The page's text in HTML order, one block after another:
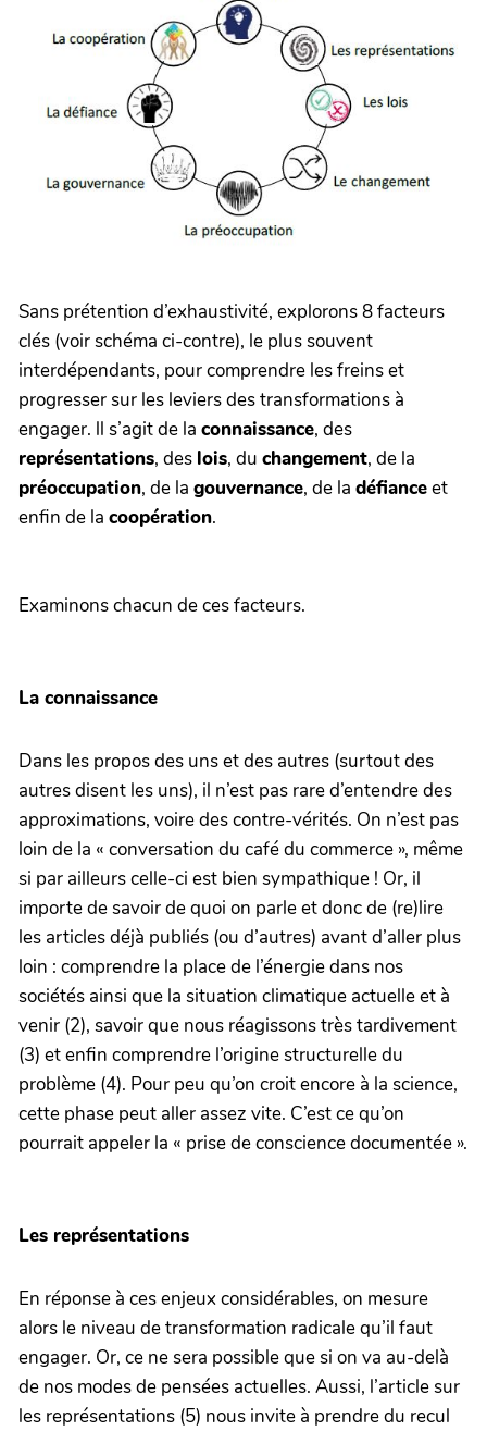
Sans prétention d’exhaustivité, explorons 8 facteurs
clés (voir schéma ci-contre), le plus souvent
interdépendants, pour comprendre les freins et
progresser sur les leviers des transformations à
engager. ll s’agit de la connaissance, des
représentations, des lois, du changement, de la
préoccupation, de la gouvernance, de la défianceet
enfin de la coopération.
Examinons chacun de ces facteurs.
La connaissance
Dans les propos des uns et des autres (surtout des
autres disent les uns), il n’est pas rare d’entendre des
approximations, voire des contre-vérités. On n’est pas
loin de la « conversation du café du commerce », même
si par ailleurs celle-ci est bien sympathique ! Or, il
importe de savoir de quoi on parle et donc de (re)lire
les articles déjà publiés (ou d’autres) avant d’aller plus
loin : comprendre la place de l’énergie dans nos
sociétés ainsi que la situation climatique actuelle et à
venir (2), savoir que nous réagissons très tardivement
(3) et enfin comprendre l’origine structurelle du
problème (4). Pour peu qu’on croit encore à la science,
cette phase peut aller assez vite. C’est ce qu’on
pourrait appeler la « prise de conscience documentée ».
Les représentations
En réponse à ces enjeux considérables, on mesure
alors le niveau de transformation radicale qu’il faut
engager. Or, ce ne sera possible que si on va au-delà
de nos modes de pensées actuelles. Aussi, l’article sur
les représentations (5) nous invite à prendre du recul